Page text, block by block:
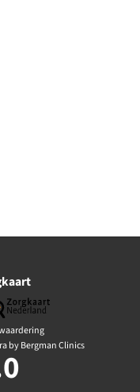
by Bergman Clinics